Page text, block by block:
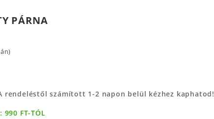
PÁRNA
rendeléstől számított 1-2 napon belül kézhez kaphatod!
990 FT-TÓL